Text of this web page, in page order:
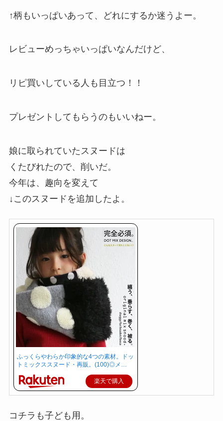
↑柄もいっぱいあって、どれにするか迷うよー。
レビューめっちゃいっぱいなんだけど、
リピ買いしている人も目立つ！！
プレゼントしてもらうのもいいねー。
娘に取られていたスヌードは
くたびれたので、削いだ。
今年は、趣向を変えて
↓このスヌードを追加したよ。
ふっくらやわらか印象的な4つの素材。ドッ
トミックススヌード・再販。(100)◎メ…
楽天で購入
コチラも子ども用。